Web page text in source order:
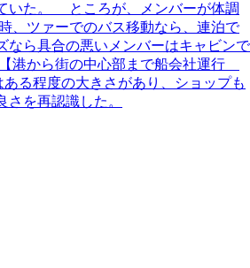
いた。 ところが、メンバーが体調
、ツァーでのバス移動なら、連泊で
なら具合の悪いメンバーはキャビンで
港から街の中心部まで船会社運行
る程度の大きさがあり、ショップも
を再認識した。